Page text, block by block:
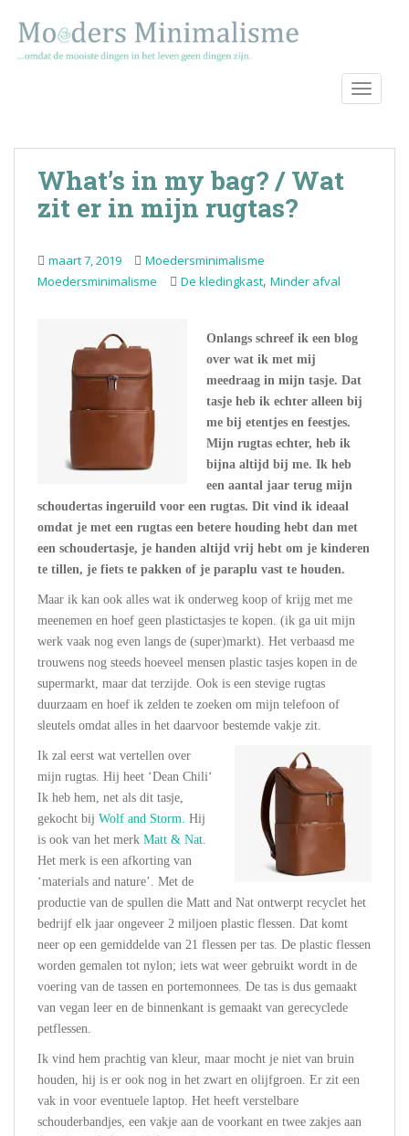
What’s in my bag? / Wat
zit er in mijn rugtas?
maart 7, 2019
Moedersminimalisme
Moedersminimalisme
De kledingkast, Minder afval
Onlangs schreef ik een blog
over wat ik met mij
meedraag in mijn tasje. Dat
tasje heb ik echter alleen bij
me bij etentjes en feestjes.
Mijn rugtas echter, heb ik
bijna altijd bij me. Ik heb
een aantal jaar terug mijn
schoudertas ingeruild voor een rugtas. Dit vind ik ideaal
omdat je met een rugtas een betere houding hebt dan met
een schoudertasje, je handen altijd vrij hebt om je kinderen
te tillen, je fiets te pakken of je paraplu vast te houden.
Maar ik kan ook alles wat ik onderweg koop of krijg met me
meenemen en hoef geen plastictasjes te kopen. (ik ga uit mijn
werk vaak nog even langs de (super)markt). Het verbaasd me
trouwens nog steeds hoeveel mensen plastic tasjes kopen in de
supermarkt, maar dat terzijde. Ook is een stevige rugtas
duurzaam en hoef ik zelden te zoeken om mijn telefoon of
sleutels omdat alles in het daarvoor bestemde vakje zit.
Ik zal eerst wat vertellen over
mijn rugtas. Hij heet ‘Dean Chili‘
Ik heb hem, net als dit tasje,
gekocht bij Wolf and Storm. Hij
is ook van het merk Matt & Nat
Het merk is een afkorting van
‘materials and nature’. Met de
productie van de spullen die Matt and Nat ontwerpt recyclet het
bedrijf elk jaar ongeveer 2 miljoen plastic flessen. Dat komt
neer op een gemiddelde van 21 flessen per tas. De plastic flessen
worden gemalen tot nylon; iets wat weer gebruikt wordt in de
voering van de tassen en portemonnees. De tas is dus gemaakt
van vegan leer en de binnenkant is gemaakt van gerecyclede
petflessen.
Ik vind hem prachtig van kleur, maar mocht je niet van bruin
houden, hij is er ook nog in het zwart en olijfgroen. Er zit een
vak in voor eventuele laptop. Het heeft verstelbare
schouderbandjes, een vakje aan de voorkant en twee zakjes aan